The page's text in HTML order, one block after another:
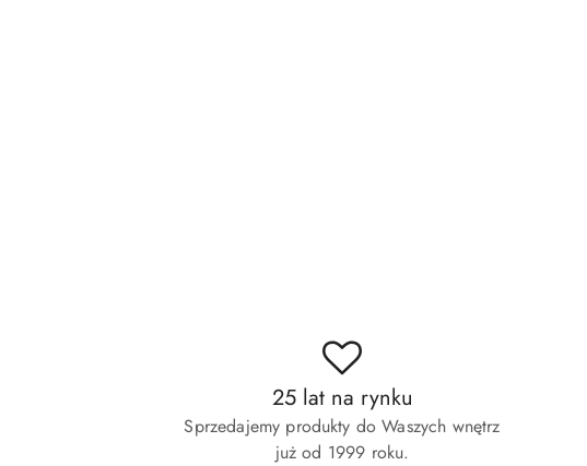
25 lat na rynku
Sprzedajemy produkty do Waszych wnętrz
już od 1999 roku.